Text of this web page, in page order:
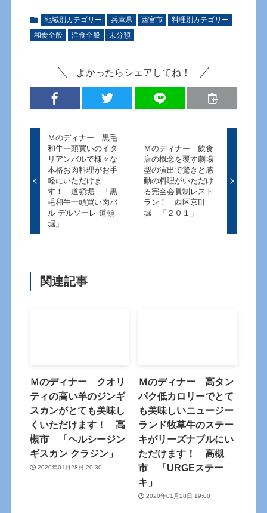
地域別カテゴリー 兵庫県 西宮市
料理別カテゴリー
和食全般
洋食全般 未分類
よかったらシェアしてね！
Ｍのディナー 黒毛
和牛一頭買いのイタ
リアンバルで様々な
本格お肉料理がお手
軽にいただけま
す！ 道頓堀 「黒
毛和牛一頭買い肉バ
ル デルソーレ 道頓
堀」
Ｍのディナー 飲食
店の概念を覆す劇場
型の演出で驚きと感
動の料理がいただけ
る完全会員制レスト
ラン！ 西区京町
堀 「２０１」
関連記事
Ｍのディナー クオリ
ティの高い羊のジンギ
スカンがとても美味し
くいただけます！ 高
槻市 「ヘルシージン
ギスカン クラジン」
2020年01月28日 20:30
Ｍのディナー 高タン
パク低カロリーでとて
も美味しいニュージー
ランド牧草牛のステー
キがリーズナブルにい
ただけます！ 高槻
市 「URGEステー
キ」
2020年01月28日 19:00